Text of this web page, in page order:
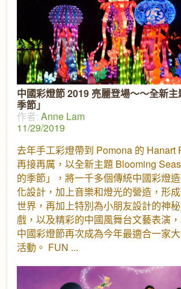
中國彩燈節 2019 亮麗登場～～全新
季節」
作者: Anne Lam
11/29/2019
去年手工彩燈帶到 Pomona 的 Hanart
再接再厲，以全新主題 Blooming
的季節」，將一千多個傳統中國彩燈
化設計，加上音樂和燈光的營造，形
世界，再加上特別為小朋友設計的神
戲，以及精彩的中國風舞台文藝表演
中國彩燈節再次成為今年最適合一家
活動。 FUN